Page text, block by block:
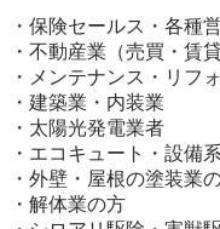
・保険セールス・各種
・不動産業（売買・賃
・メンテナンス・リフ
・建築業・内装業
・太陽光発電業者
・エコキュート・設備
・外壁・屋根の塗装業
・解体業の方